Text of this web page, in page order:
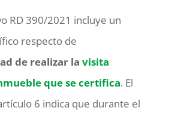
RD 390/2021 incluye un
respecto de
de realizar la visita
que se certifica. El
6 indica que durante el